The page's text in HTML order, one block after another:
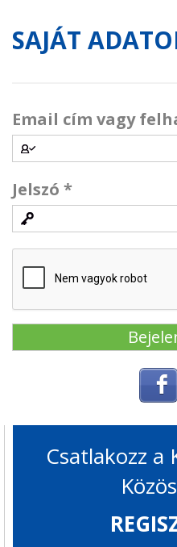
SAJÁT
Email cím vagy
Jelszó *
Csatlakozz a